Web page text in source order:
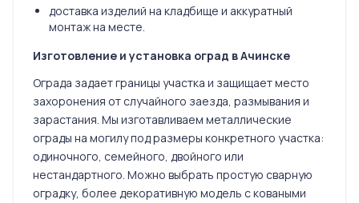
доставка изделий на кладбище и аккуратный
монтаж на месте.
Изготовление и установка оград в Ачинске
Ограда задает границы участка и защищает место
захоронения от случайного заезда, размывания и
зарастания. Мы изготавливаем металлические
ограды на могилу под размеры конкретного участка:
одиночного, семейного, двойного или
нестандартного. Можно выбрать простую сварную
оградку, более декоративную модель с коваными